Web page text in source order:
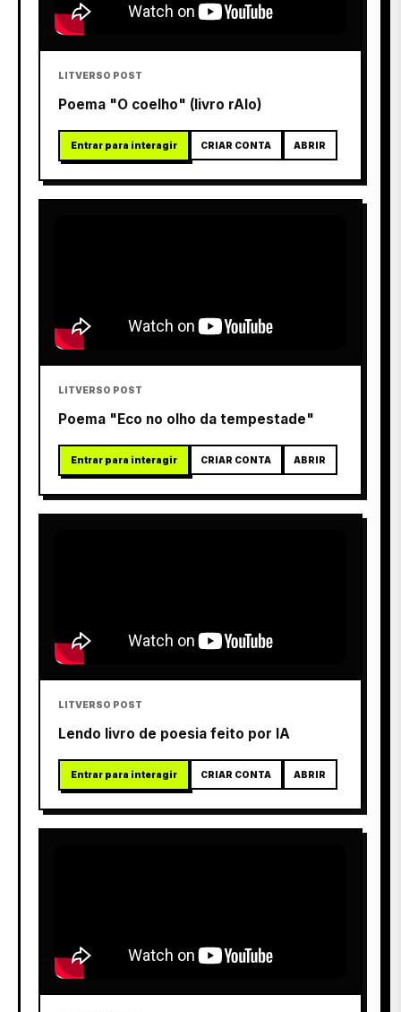
LITVERSO POST
Poema "O coelho" (livro rAIo)
Entrar para interagir CRIAR CONTA ABRIR
LITVERSO POST
Poema "Eco no olho da tempestade"
Entrar para interagir CRIAR CONTA ABRIR
LITVERSO POST
Lendo livro de poesia feito por IA
Entrar para interagir CRIAR CONTA ABRIR